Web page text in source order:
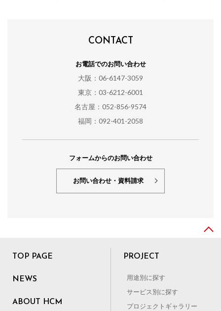
CONTACT
お電話でのお問い合わせ
大阪：06-6147-3059
東京：03-6212-6001
名古屋：052-856-9574
福岡：092-401-2058
フォームからのお問い合わせ
お問い合わせ・資料請求
TOP PAGE
NEWS
ABOUT HCM
PROJECT
用途別に探す
サービス別に探す
プロジェクトギャラリー